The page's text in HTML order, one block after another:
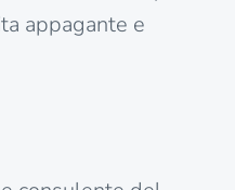
appagante e